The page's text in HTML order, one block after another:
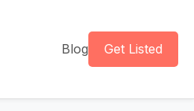
Blog Get Listed